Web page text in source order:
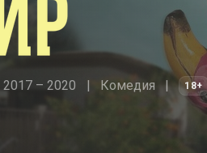
2017 – 2020 Комедия 18+